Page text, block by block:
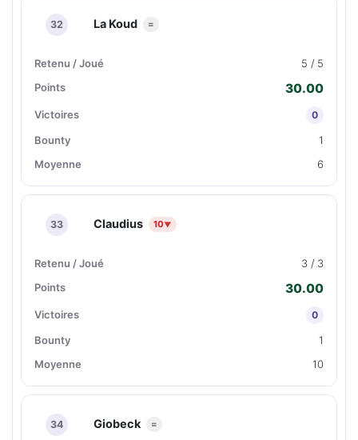
32 La Koud =
5 / 5
30.00
0
1
6
33 Claudius 10▼
3 / 3
30.00
0
1
10
34 Giobeck =